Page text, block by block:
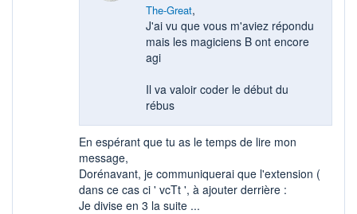
The-Great,
J'ai vu que vous m'aviez répondu
mais les magiciens B ont encore
agi
Il va valoir coder le début du
rébus
En espérant que tu as le temps de lire mon
message,
Dorénavant, je communiquerai que l'extension (
dans ce cas ci ' vcTt ', à ajouter derrière :
Je divise en 3 la suite ...